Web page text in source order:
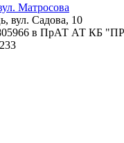
Матросова
вул. Садова, 10
в ПрАТ АТ КБ